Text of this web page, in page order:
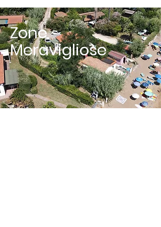
Zone
Meravigliose